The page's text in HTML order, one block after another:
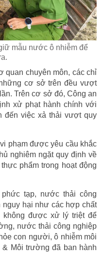
mẫu nước ô nhiễm để
quan chuyên môn, các chỉ
cơ sở trên đều vượt
Trên cơ sở đó, Công an
xử phạt hành chính với
đến việc xả thải vượt quy
phạm được yêu cầu khắc
nghiêm ngặt quy định về
phẩm trong hoạt động
tạp, nước thải công
nguy hại như các hợp chất
được xử lý triệt để
nước thải công nghiệp
con người, ô nhiễm môi
Môi trường đã ban hành